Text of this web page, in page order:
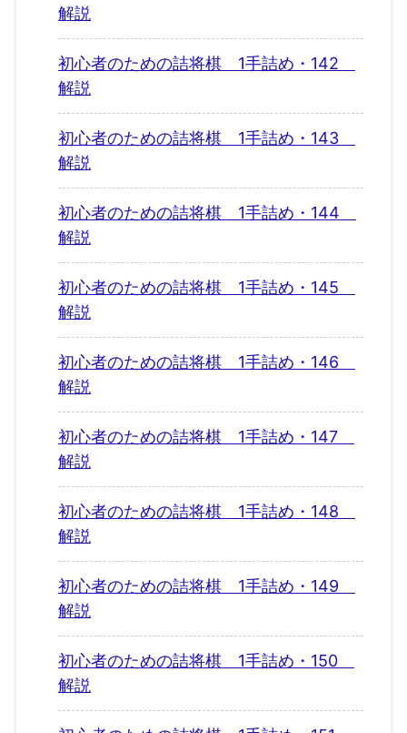
解説
初心者のための詰将棋 1手詰め・142
解説
初心者のための詰将棋 1手詰め・143
解説
初心者のための詰将棋 1手詰め・144
解説
初心者のための詰将棋 1手詰め・145
解説
初心者のための詰将棋 1手詰め・146
解説
初心者のための詰将棋 1手詰め・147
解説
初心者のための詰将棋 1手詰め・148
解説
初心者のための詰将棋 1手詰め・149
解説
初心者のための詰将棋 1手詰め・150
解説